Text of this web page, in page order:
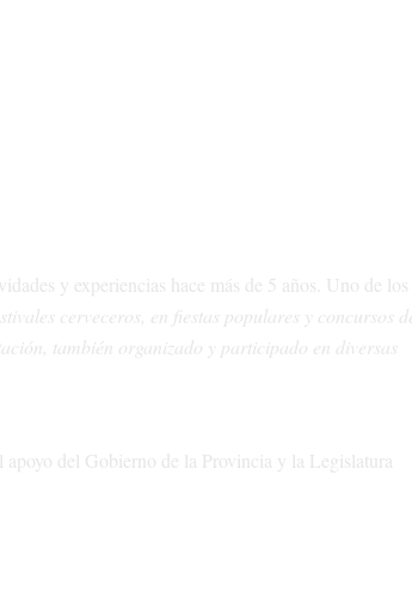
y experiencias hace más de 5 años. Uno de los
cerveceros, en fiestas populares y concursos de
también organizado y participado en diversas
del Gobierno de la Provincia y la Legislatura